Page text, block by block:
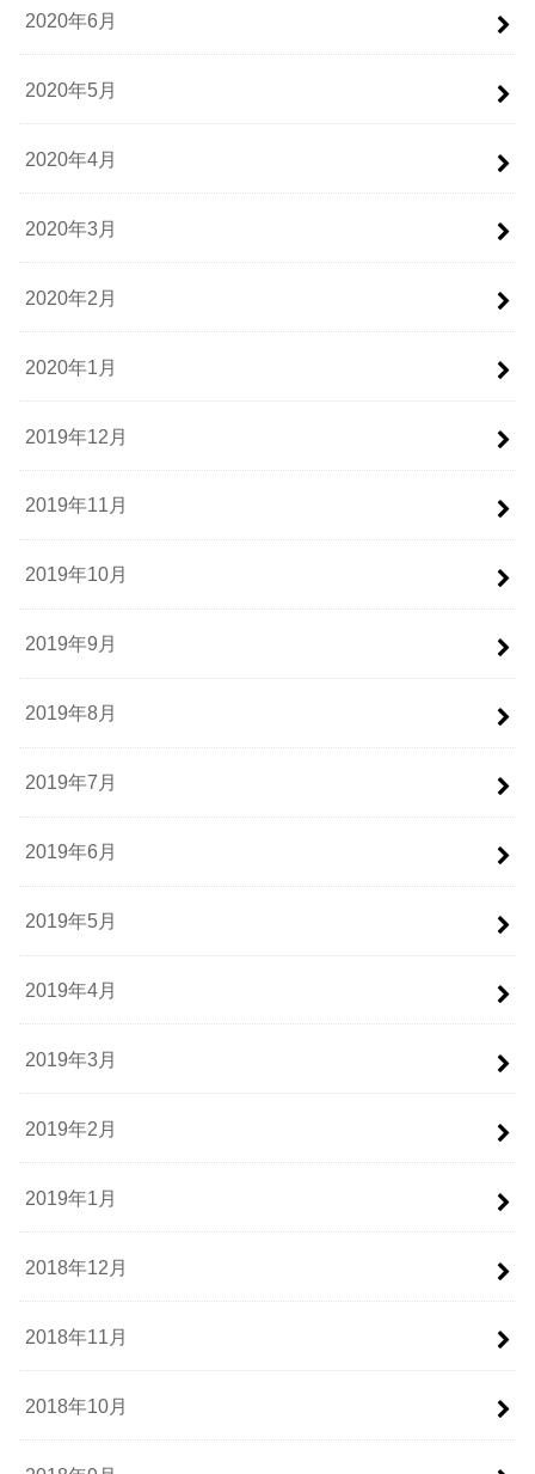
2020年6月
2020年5月
2020年4月
2020年3月
2020年2月
2020年1月
2019年12月
2019年11月
2019年10月
2019年9月
2019年8月
2019年7月
2019年6月
2019年5月
2019年4月
2019年3月
2019年2月
2019年1月
2018年12月
2018年11月
2018年10月